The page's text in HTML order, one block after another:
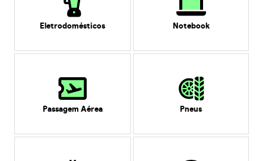
Eletrodomésticos Notebook
Passagem Aérea Pneus